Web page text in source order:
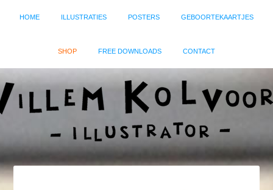
HOME ILLUSTRATIES POSTERS GEBOORTEKAARTJES
SHOP FREE DOWNLOADS CONTACT